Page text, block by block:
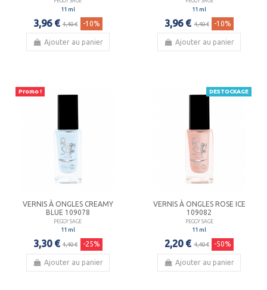
11 ml
3,96 € 4,40 € -10%
Ajouter au panier
11 ml
3,96 € 4,40 € -10%
Ajouter au panier
Promo !
VERNIS À ONGLES CREAMY
BLUE 109078
PEGGY SAGE
11 ml
3,30 € 4,40 € -25%
Ajouter au panier
DESTOCKAGE
VERNIS À ONGLES ROSE ICE
109082
PEGGY SAGE
11 ml
2,20 € 4,40 € -50%
Ajouter au panier